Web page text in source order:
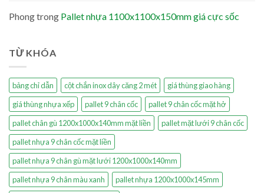
Phongtrong Pallet nhựa 1100x1100x150mm giá cực sốc
TỪ KHÓA
bảng chỉ dẫn cột chắn inox dây căng 2 mét
giá thùng giao hàng
giá thùng nhựa xếp
pallet 9 chân cốc
pallet 9 chân cốc mặt hở
pallet chân gù 1200x1000x140mm mặt liền
pallet mặt lưới 9 chân cốc
pallet nhựa 9 chân cốc mặt liền
pallet nhựa 9 chân gù mặt lưới 1200x1000x140mm
pallet nhựa 9 chân màu xanh
pallet nhựa 1200x1000x145mm